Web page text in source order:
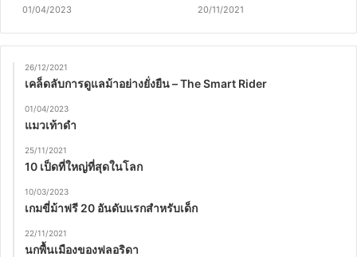
01/04/2023 20/11/2021
26/12/2021
เคล็ดลับการดูแลม้าอย่างยั่งยืน – The Smart Rider
01/04/2023
แมวเท้าดำ
25/11/2021
10 เป็ดที่ใหญ่ที่สุดในโลก
10/03/2023
เกมขี่ม้าฟรี 20 อันดับแรกสำหรับเด็ก
22/11/2021
นกพื้นเมืองของฟลอริดา